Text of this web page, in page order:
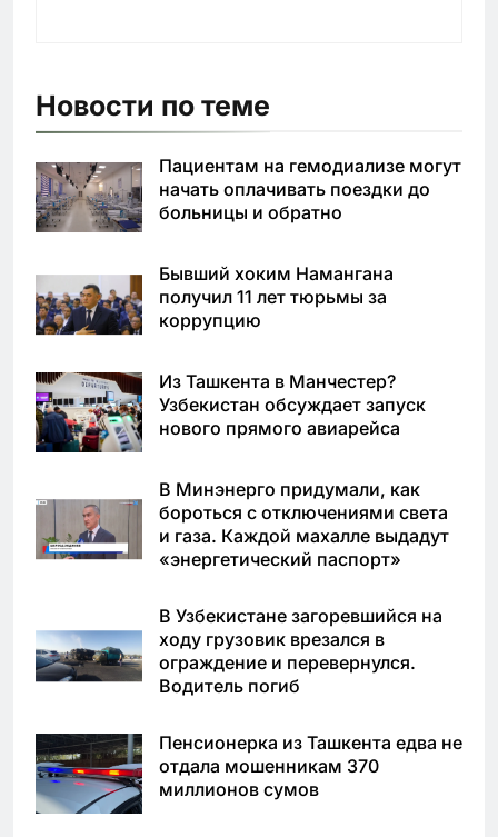
Новости по теме
Пациентам на гемодиализе могут
начать оплачивать поездки до
больницы и обратно
Бывший хоким Намангана
получил 11 лет тюрьмы за
коррупцию
Из Ташкента в Манчестер?
Узбекистан обсуждает запуск
нового прямого авиарейса
В Минэнерго придумали, как
бороться с отключениями света
и газа. Каждой махалле выдадут
«энергетический паспорт»
В Узбекистане загоревшийся на
ходу грузовик врезался в
ограждение и перевернулся.
Водитель погиб
Пенсионерка из Ташкента едва не
отдала мошенникам 370
миллионов сумов